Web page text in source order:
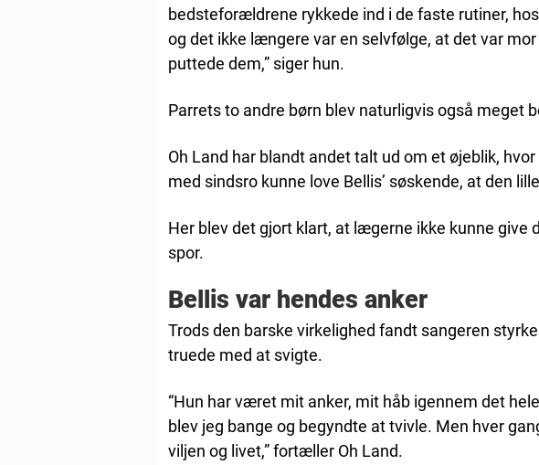
bedsteforældrene rykkede ind i de faste rutiner,
og det ikke længere var en selvfølge, at det var
puttede dem,” siger hun.
Parrets to andre børn blev naturligvis også meget
Oh Land har blandt andet talt ud om et øjeblik,
med sindsro kunne love Bellis’ søskende, at den
Her blev det gjort klart, at lægerne ikke kunne give
spor.
Bellis var hendes anker
Trods den barske virkelighed fandt sangeren
truede med at svigte.
“Hun har været mit anker, mit håb igennem det
blev jeg bange og begyndte at tvivle. Men hver
viljen og livet,” fortæller Oh Land.